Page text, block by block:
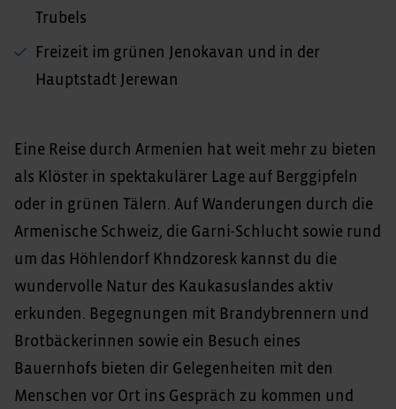
Trubels
Freizeit im grünen Jenokavan und in der
Hauptstadt Jerewan
Eine Reise durch Armenien hat weit mehr zu bieten
als Klöster in spektakulärer Lage auf Berggipfeln
oder in grünen Tälern. Auf Wanderungen durch die
Armenische Schweiz, die Garni-Schlucht sowie rund
um das Höhlendorf Khndzoresk kannst du die
wundervolle Natur des Kaukasuslandes aktiv
erkunden. Begegnungen mit Brandybrennern und
Brotbäckerinnen sowie ein Besuch eines
Bauernhofs bieten dir Gelegenheiten mit den
Menschen vor Ort ins Gespräch zu kommen und